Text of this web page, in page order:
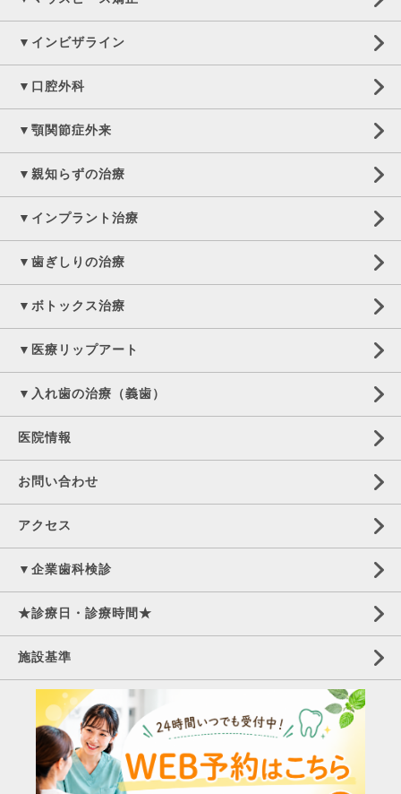
▼インビザライン
▼口腔外科
▼顎関節症外来
▼親知らずの治療
▼インプラント治療
▼歯ぎしりの治療
▼ボトックス治療
▼医療リップアート
▼入れ歯の治療（義歯）
医院情報
お問い合わせ
アクセス
▼企業歯科検診
★診療日・診療時間★
施設基準